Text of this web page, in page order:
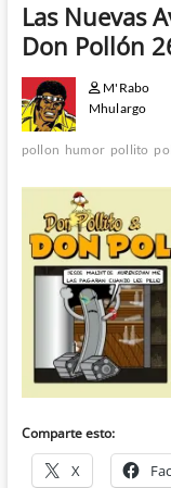
Las Nuevas
Don Pollón
M'Rabo
Mhulargo
pollon humor pollito
Comparte esto:
X